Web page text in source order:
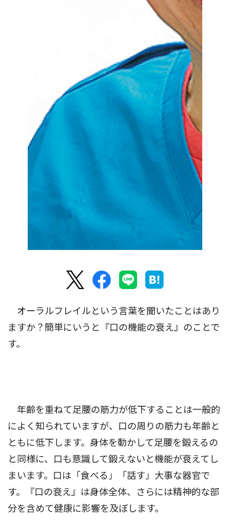
オーラルフレイルという言葉を聞いたことはあり
ますか？簡単にいうと『口の機能の衰え』のことで
す。
年齢を重ねて足腰の筋力が低下することは一般的
によく知られていますが、口の周りの筋力も年齢と
ともに低下します。身体を動かして足腰を鍛えるの
と同様に、口も意識して鍛えないと機能が衰えてし
まいます。口は「食べる」「話す」大事な器官で
す。『口の衰え』は身体全体、さらには精神的な部
分を含めて健康に影響を及ぼします。